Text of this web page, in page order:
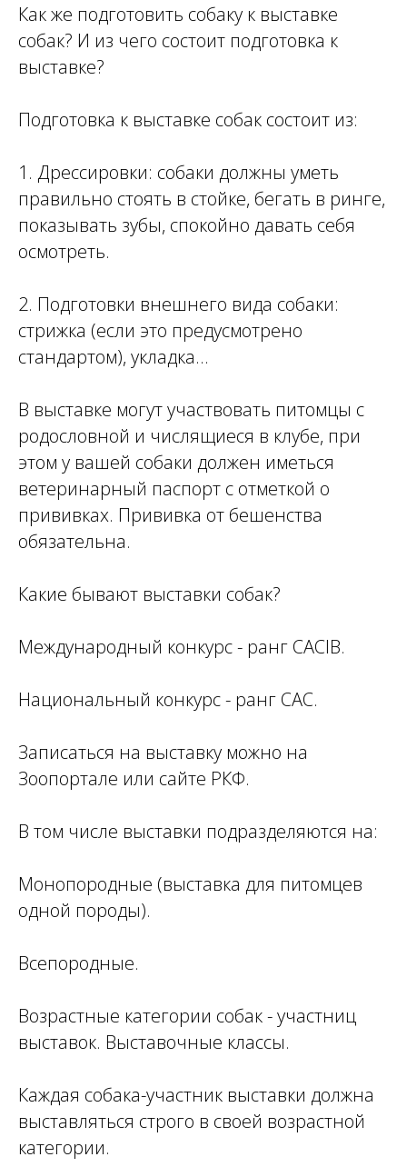
Как же подготовить собаку к выставке
собак? И из чего состоит подготовка к
выставке?
Подготовка к выставке собак состоит из:
1. Дрессировки: собаки должны уметь
правильно стоять в стойке, бегать в ринге,
показывать зубы, спокойно давать себя
осмотреть.
2. Подготовки внешнего вида собаки:
стрижка (если это предусмотрено
стандартом), укладка...
В выставке могут участвовать питомцы с
родословной и числящиеся в клубе, при
этом у вашей собаки должен иметься
ветеринарный паспорт с отметкой о
прививках. Прививка от бешенства
обязательна.
Какие бывают выставки собак?
Международный конкурс - ранг CACIB.
Национальный конкурс - ранг CAC.
Записаться на выставку можно на
Зоопортале или сайте РКФ.
В том числе выставки подразделяются на:
Монопородные (выставка для питомцев
одной породы).
Всепородные.
Возрастные категории собак - участниц
выставок. Выставочные классы.
Каждая собака-участник выставки должна
выставляться строго в своей возрастной
категории.